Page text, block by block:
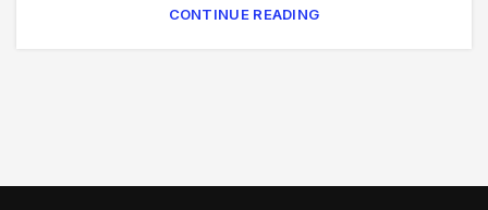
CONTINUE READING